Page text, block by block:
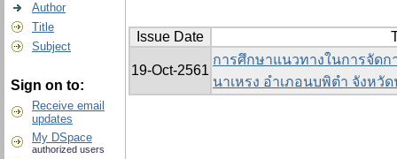
Author
Title
Subject
Sign on to:
Receive email
updates
My DSpace
authorized users
Issue Date
19-Oct-2561
การศึกษาแนวทางในการจัด
นาเหรง อำเภอนบพิตำ จังหวั